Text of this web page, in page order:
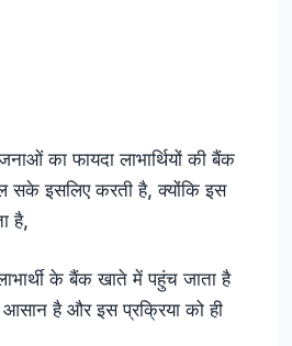
का फायदा लाभार्थियों की बैंक
सके इसलिए करती है, क्योंकि इस
है,
के बैंक खाते में पहुंच जाता है
है और इस प्रक्रिया को ही